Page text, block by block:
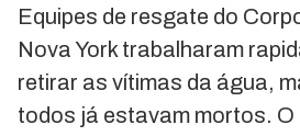
Equipes de resgate do
Nova York trabalharam
retirar as vítimas da água,
todos já estavam mortos. O